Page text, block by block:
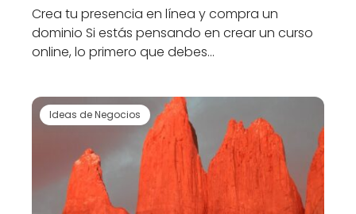
Crea tu presencia en línea y compra un
dominio Si estás pensando en crear un curso
online, lo primero que debes…
Ideas de Negocios